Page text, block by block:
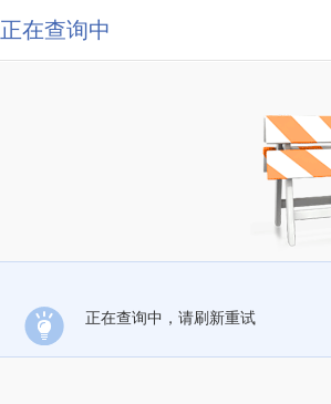
正在查询中
正在查询中，请刷新重试